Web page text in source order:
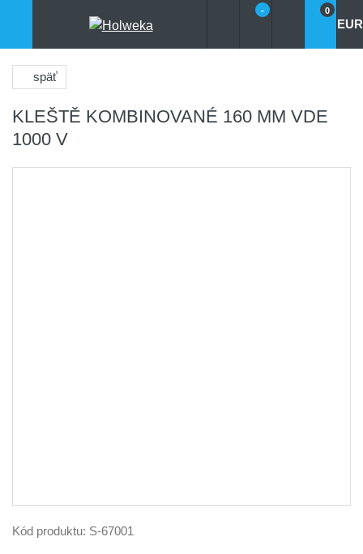
- 0
EUR
späť
KLEŠTĚ KOMBINOVANÉ 160 MM VDE
1000 V
Kód produktu: S-67001